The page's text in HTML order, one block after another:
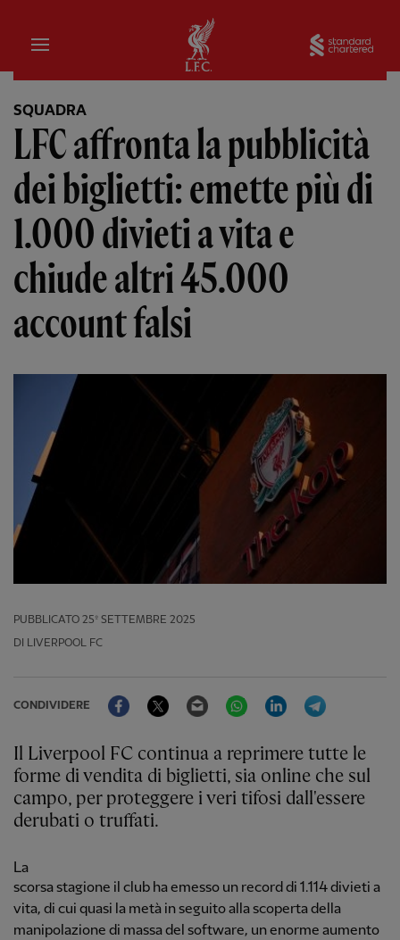
Iniziale
SQUADRA
LFC affronta la pubblicità
dei biglietti: emette più di
1.000 divieti a vita e
chiude altri 45.000
account falsi
PUBBLICATO 25º SETTEMBRE 2025
DI LIVERPOOL FC
CONDIVIDERE
FacebookTwitter Email WhatsAppLinkedIn
Il Liverpool FC continua a reprimere tutte le
forme di vendita di biglietti, sia online che sul
campo, per proteggere i veri tifosi dall'essere
derubati o truffati.
La
scorsa stagione il club ha emesso un record di 1.114 divieti a
vita, di cui quasi la metà in seguito alla scoperta della
manipolazione di massa del software, un enorme aumento